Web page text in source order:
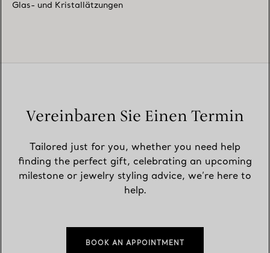
Glas- und Kristallätzungen
Vereinbaren Sie Einen Termin
Tailored just for you, whether you need help
finding the perfect gift, celebrating an upcoming
milestone or jewelry styling advice, we’re here to
help.
BOOK AN APPOINTMENT